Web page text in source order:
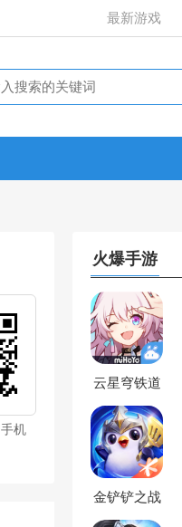
最新游戏
机
火爆手游
云星穹铁道
金铲铲之战